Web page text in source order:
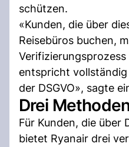
schützen.
«Kunden, die über
Reisebüros buchen,
entspricht
der DSGVO», sagte
Drei
Für Kunden, die über
bietet Ryanair drei